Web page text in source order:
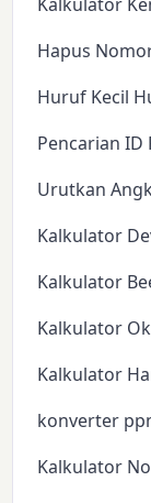
Hapus
Huruf Kecil
Pencarian
Urutkan
Kalkulator
Kalkulator
Kalkulator
Kalkulator
konverter
Kalkulator